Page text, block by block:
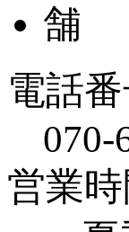
電話
070-
営業時